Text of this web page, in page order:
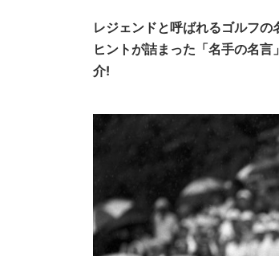
レジェンドと呼ばれるゴルフ
ヒントが詰まった「名手の名
介!